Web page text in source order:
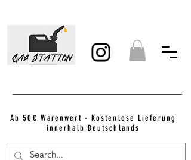
Ab 50€ Warenwert - Kostenlose Lieferung
innerhalb Deutschlands